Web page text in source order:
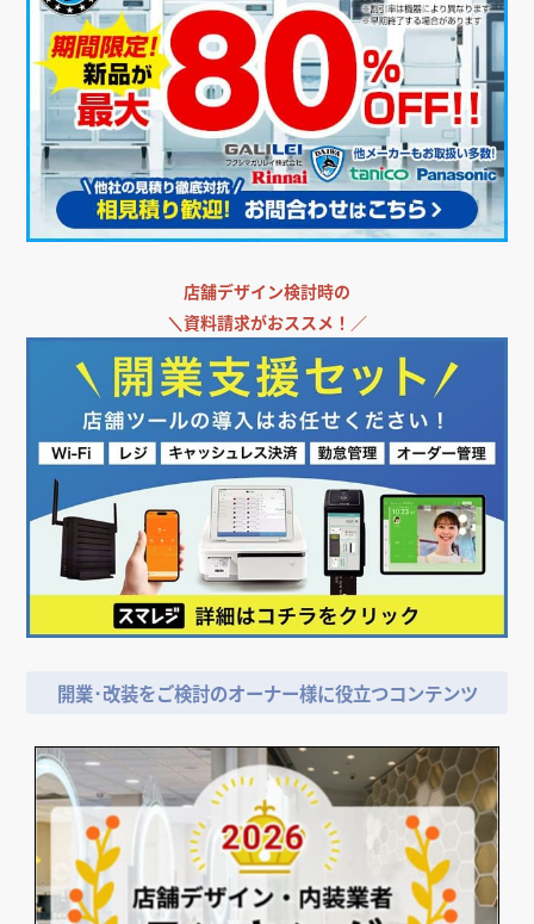
＼飲食店担当者・納入業者の方必見!／
店舗デザイン検討時の
＼ 資料請求がおススメ！／
開業･改装をご検討のオーナー様に役立つコンテンツ